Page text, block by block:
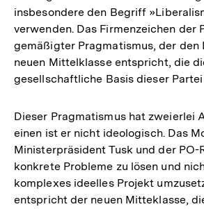
insbesondere den Begriff
verwenden. Das Firmenzeichen der
gemäßigter Pragmatismus, der den
neuen Mittelklasse entspricht, die
gesellschaftliche Basis dieser
Dieser Pragmatismus hat zweierlei
einen ist er nicht ideologisch. Das
Ministerpräsident Tusk und der PO-
konkrete Probleme zu lösen und
komplexes ideelles Projekt
entspricht der neuen Mitteklasse,